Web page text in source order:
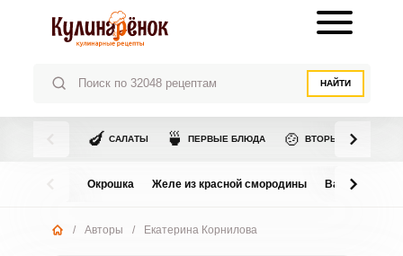
НАЙТИ
🍆 САЛАТЫ 🍵 ПЕРВЫЕ БЛЮДА 🍲 ВТОРЫЕ БЛЮДА
Окрошка Желе из красной смородины Варенье из
/ Авторы / Екатерина Корнилова